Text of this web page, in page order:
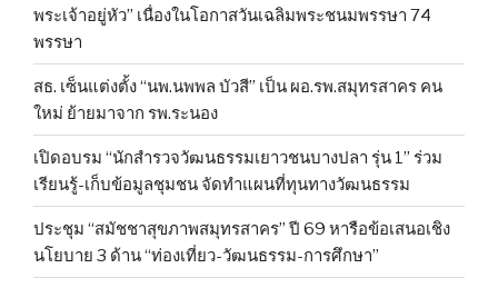
พระเจ้าอยู่หัว” เนื่องในโอกาสวันเฉลิมพระชนมพรรษา 74
พรรษา
สธ. เซ็นแต่งตั้ง “นพ.นพพล บัวสี” เป็น ผอ.รพ.สมุทรสาคร คน
ใหม่ ย้ายมาจาก รพ.ระนอง
เปิดอบรม “นักสำรวจวัฒนธรรมเยาวชนบางปลา รุ่น 1” ร่วม
เรียนรู้-เก็บข้อมูลชุมชน จัดทำแผนที่ทุนทางวัฒนธรรม
ประชุม “สมัชชาสุขภาพสมุทรสาคร” ปี 69 หารือข้อเสนอเชิง
นโยบาย 3 ด้าน “ท่องเที่ยว-วัฒนธรรม-การศึกษา”